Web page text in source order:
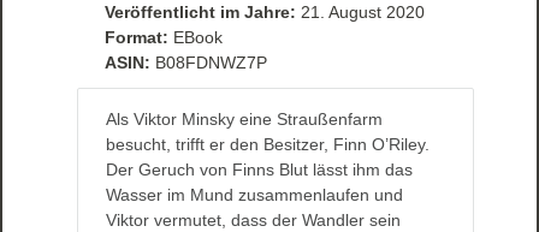
Veröffentlicht im Jahre: 21. August 2020
Format: EBook
ASIN: B08FDNWZ7P
Als Viktor Minsky eine Straußenfarm
besucht, trifft er den Besitzer, Finn O’Riley.
Der Geruch von Finns Blut lässt ihm das
Wasser im Mund zusammenlaufen und
Viktor vermutet, dass der Wandler sein